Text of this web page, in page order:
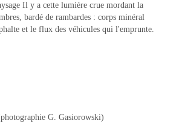
Il y a cette lumière crue mordant la
bardé de rambardes : corps minéral
et le flux des véhicules qui l'emprunte.
G. Gasiorowski)